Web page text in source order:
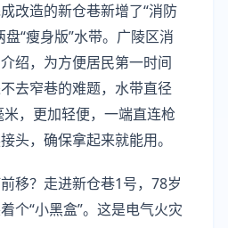
改造的新仓巷新增了“消防
“瘦身版”水带。广陵区消
绍，为方便居民第一时间
去窄巷的难题，水带直径
，更加轻便，一端直连枪
头，确保拿起来就能用。
移？走进新仓巷1号，78岁
个“小黑盒”。这是电气火灾